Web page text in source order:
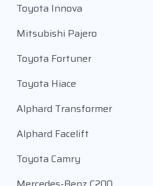
Toyota Innova
Mitsubishi Pajero
Toyota Fortuner
Toyota Hiace
Alphard Transformer
Alphard Facelift
Toyota Camry